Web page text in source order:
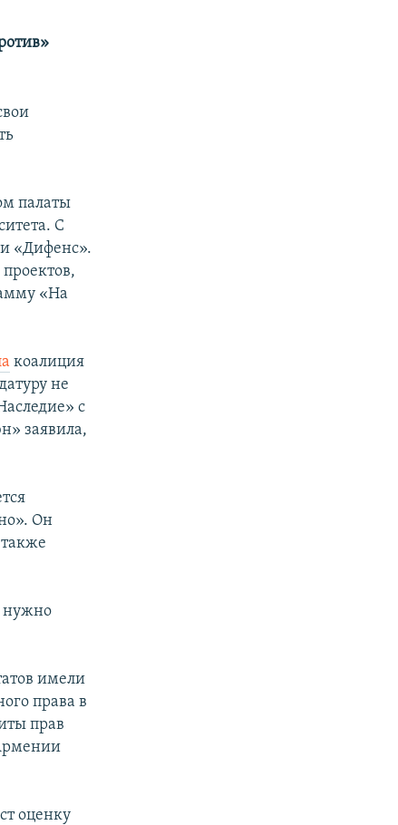
палаты
С
«Дифенс».
«На
коалиция
не
с
заявила,
Он
нужно
имели
права в
прав
оценку